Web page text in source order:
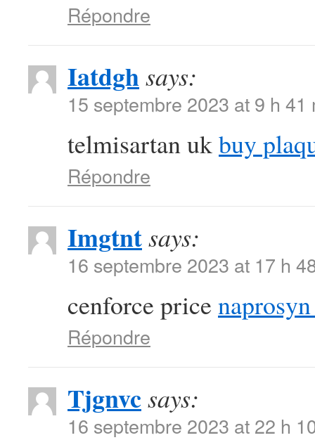
Répondre
Iatdghsays:
15 septembre 2023 at 9 h 41
telmisartan ukbuy
Répondre
Imgtntsays:
16 septembre 2023 at 17 h
cenforce price
Répondre
Tjgnvcsays:
16 septembre 2023 at 22 h